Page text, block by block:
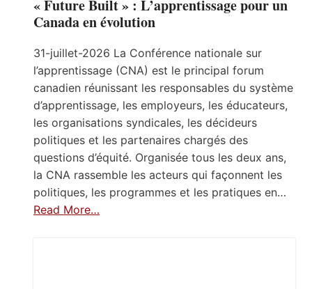
« Future Built » : L’apprentissage pour un
Canada en évolution
31-juillet-2026 La Conférence nationale sur
l’apprentissage (CNA) est le principal forum
canadien réunissant les responsables du système
d’apprentissage, les employeurs, les éducateurs,
les organisations syndicales, les décideurs
politiques et les partenaires chargés des
questions d’équité. Organisée tous les deux ans,
la CNA rassemble les acteurs qui façonnent les
politiques, les programmes et les pratiques en…
Read More…